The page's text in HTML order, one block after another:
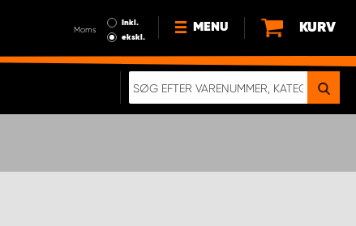
Moms
Inkl.
ekskl.
MENU
HVORFOR VÆLGE WORK
KURV